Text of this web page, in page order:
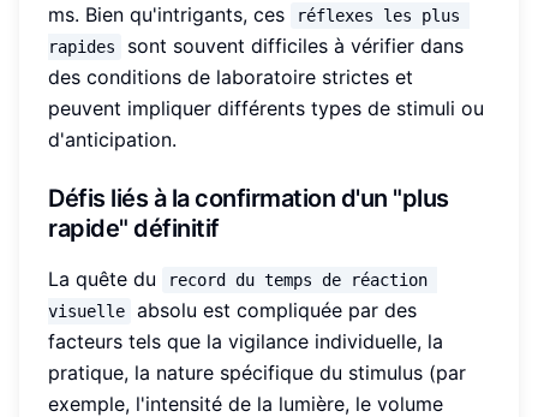
ms. Bien qu'intrigants, ces
réflexes les plus
rapides
sont souvent difficiles à vérifier dans
des conditions de laboratoire strictes et
peuvent impliquer différents types de stimuli ou
d'anticipation.
Défis liés à la confirmation d'un "plus
rapide" définitif
La quête du
record du temps de réaction
visuelle
absolu est compliquée par des
facteurs tels que la vigilance individuelle, la
pratique, la nature spécifique du stimulus (par
exemple, l'intensité de la lumière, le volume